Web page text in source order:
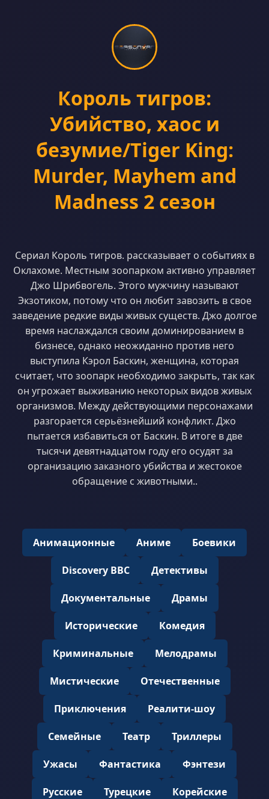
Король тигров:
Убийство, хаос и
безумие/Tiger King:
Murder, Mayhem and
Madness 2 сезон
Сериал Король тигров. рассказывает о событиях в
Оклахоме. Местным зоопарком активно управляет
Джо Шрибвогель. Этого мужчину называют
Экзотиком, потому что он любит завозить в свое
заведение редкие виды живых существ. Джо долгое
время наслаждался своим доминированием в
бизнесе, однако неожиданно против него
выступила Кэрол Баскин, женщина, которая
считает, что зоопарк необходимо закрыть, так как
он угрожает выживанию некоторых видов живых
организмов. Между действующими персонажами
разгорается серьёзнейший конфликт. Джо
пытается избавиться от Баскин. В итоге в две
тысячи девятнадцатом году его осудят за
организацию заказного убийства и жестокое
обращение с животными..
Анимационные Аниме Боевики
Discovery BBC Детективы
Документальные Драмы
Исторические Комедия
Криминальные Мелодрамы
Мистические Отечественные
Приключения Реалити-шоу
Семейные Театр Триллеры
Ужасы Фантастика Фэнтези
Русские Турецкие Корейские